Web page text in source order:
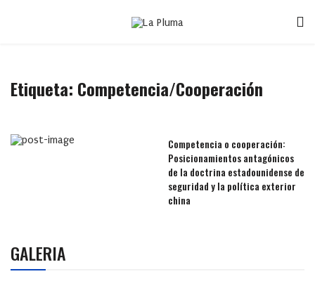
Etiqueta: Competencia/Cooperación
Competencia o cooperación:
Posicionamientos antagónicos
de la doctrina estadounidense de
seguridad y la política exterior
china
GALERIA